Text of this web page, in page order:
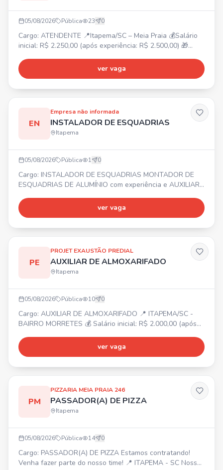
05/08/2026 Pública 23 0
Cargo: ATENDENTE 📍Itapema/SC – Meia Praia 💰Salário
inicial: R$ 2.250,00 (após experiência: R$ 2.500,00) 🎁
noturno, Bonificação por metas, Gympass, 2 consultas
online com psicólogo/mês, Consulta nutricionista,
ver vaga
EN
Empresa não informada
INSTALADOR DE ESQUADRIAS
Itapema
05/08/2026 Pública 1 0
Cargo: INSTALADOR DE ESQUADRIAS MONTADOR DE
ESQUADRIAS DE ALUMÍNIO com experiência e AUXILIAR
Segunda a Sexta-feira 💰 Salário, Vale Alimentação,
Bonificação e Seguro de vida. ✅ Necessário experiência
ver vaga
PE
PROJET EXAUSTÃO PREDIAL
AUXILIAR DE ALMOXARIFADO
Itapema
05/08/2026 Pública 10 0
Cargo: AUXILIAR DE ALMOXARIFADO 📍 ITAPEMA/SC -
BAIRRO MORRETES 💰 Salário inicial: R$ 2.000,00 (após
sexta-feira 📋 Atividades: Organizar e cuidar do estoque;
Contar e conferir o estoque; Entregar peças e materiais à
ver vaga
PM
PIZZARIA MEIA PRAIA 246
PASSADOR(A) DE PIZZA
Itapema
05/08/2026 Pública 14 0
Cargo: PASSADOR(A) DE PIZZA Estamos contratando!
Venha fazer parte do nosso time! 📍 ITAPEMA - SC Nossa